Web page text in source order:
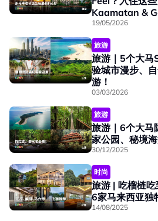
Kaamatan &
19/05/2026
旅游
旅游｜5个大马
验城市漫步、
游！
03/03/2026
旅游
旅游｜6个大马
家公园、秘境
30/12/2025
时尚
旅游 | 吃榴梿
6家马来西亚独
14/08/2025